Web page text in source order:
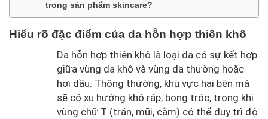
trong sản phẩm skincare?
Hiểu rõ đặc điểm của da hỗn hợp thiên khô
Da hỗn hợp thiên khô là loại da có sự kết hợp
giữa vùng da khô và vùng da thường hoặc
hơi dầu. Thông thường, khu vực hai bên má
sẽ có xu hướng khô ráp, bong tróc, trong khi
vùng chữ T (trán, mũi, cằm) có thể duy trì độ